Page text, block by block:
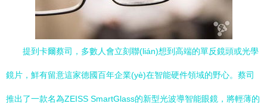
提到卡爾蔡司，多數人會立刻聯(lián)想到高端的單反鏡頭或光學
鏡片，鮮有留意這家德國百年企業(yè)在智能硬件領域的野心。蔡司
推出了一款名為ZEISS SmartGlass的新型光波導智能眼鏡，將輕薄的